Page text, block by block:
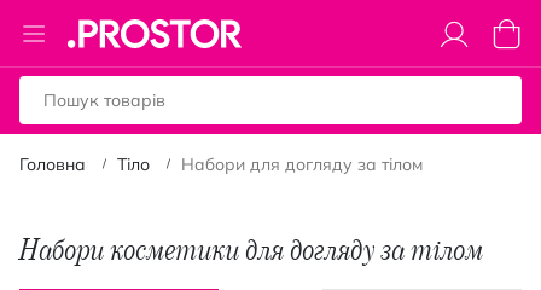
Toggle
Nav
Кошик
Головна Тіло Набори для догляду за тілом
Набори косметики для догляду за тілом